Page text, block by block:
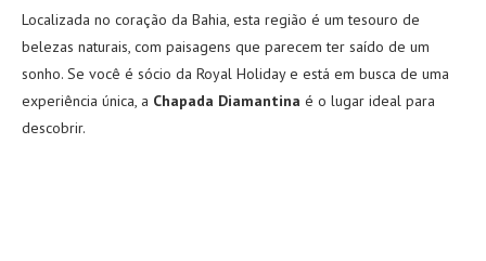
Localizada no coração da Bahia, esta região é um tesouro de
belezas naturais, com paisagens que parecem ter saído de um
sonho. Se você é sócio da Royal Holiday e está em busca de uma
experiência única, a Chapada Diamantina é o lugar ideal para
descobrir.